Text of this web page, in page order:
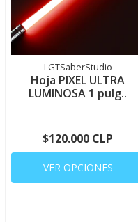
LGTSaberStudio
Hoja PIXEL ULTRA
LUMINOSA 1 pulg..
$120.000 CLP
VER OPCIONES